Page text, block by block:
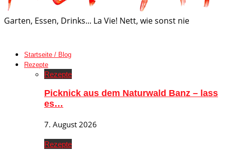
Garten, Essen, Drinks... La Vie! Nett, wie sonst nie
Startseite / Blog
Rezepte
Rezepte
Picknick aus dem Naturwald Banz – lass
es…
7. August 2026
Rezepte